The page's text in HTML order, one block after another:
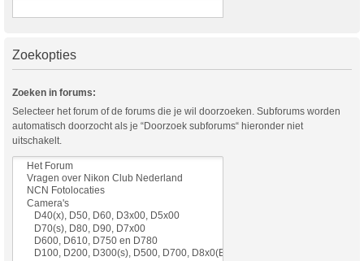
Zoekopties
Zoeken in forums:
Selecteer het forum of de forums die je wil doorzoeken. Subforums worden
automatisch doorzocht als je “Doorzoek subforums“ hieronder niet
uitschakelt.